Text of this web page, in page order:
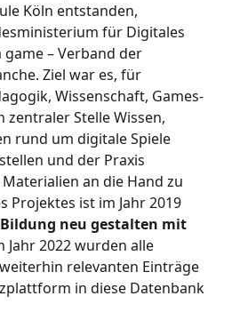
Köln entstanden,
für Digitales
– Verband der
Ziel war es, für
Wissenschaft, Games-
zentraler Stelle Wissen,
rund um digitale Spiele
und der Praxis
an die Hand zu
Projektes ist im Jahr 2019
Bildung neu gestalten mit
Jahr 2022 wurden alle
relevanten Einträge
in diese Datenbank